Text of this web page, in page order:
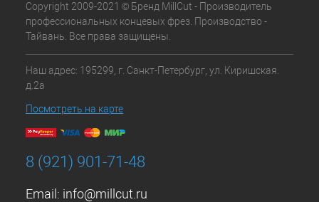
Copyright 2009-2021 © Бренд MillCut - Производитель
профессиональных концевых фрез. Производство -
Тайвань. Все права защищены.
Наш адрес: 195299, г. Санкт-Петербург, ул. Киришская.
д.2а
Посмотреть на карте
8 (921) 901-71-48
Email: info@millcut.ru